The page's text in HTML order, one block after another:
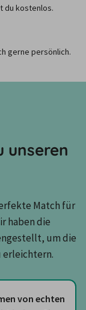
du kostenlos.
gerne persönlich.
unseren
Match für
haben die
um die
erleichtern.
von echten